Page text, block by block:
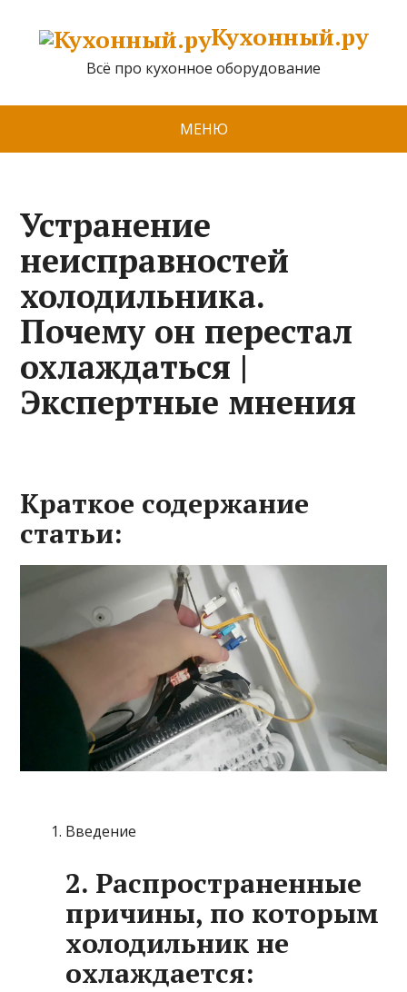
Кухонный.ру
Всё про кухонное оборудование
МЕНЮ
Устранение
неисправностей
холодильника.
Почему он перестал
охлаждаться |
Экспертные мнения
Краткое содержание
статьи:
Введение
2. Распространенные
причины, по которым
холодильник не
охлаждается: